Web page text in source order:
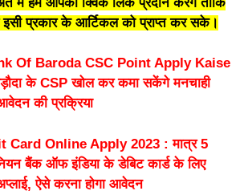
प्रकार के आर्टिकल को प्राप्त कर सके।
Of Baroda CSC Point Apply Kaise
के CSP खोल कर कमा सकेंगे मनचाही
की प्रक्रिया
Card Online Apply 2023 : मात्र 5
बैंक ऑफ इंडिया के डेबिट कार्ड के लिए
ऐसे करना होगा आवेदन